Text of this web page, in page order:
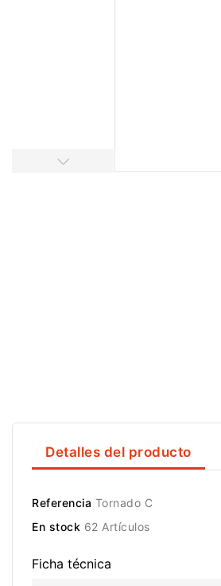
Detalles del producto
Referencia Tornado C
En stock 62 Artículos
Ficha técnica